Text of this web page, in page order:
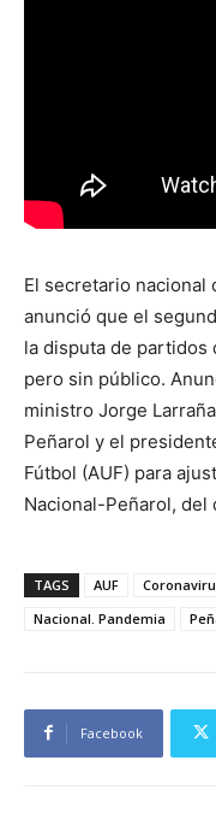
El secretario nacional
anunció que el
la disputa de partidos
pero sin público.
ministro Jorge
Peñarol y el
Fútbol (AUF) para
Nacional-Peñarol, del
TAGS AUF
Nacional. Pandemia
Facebook